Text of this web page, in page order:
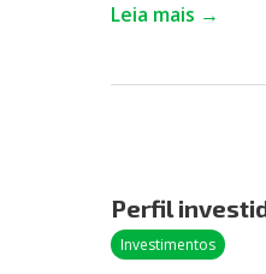
Leia mais →
Perfil
Investimentos
quais
os